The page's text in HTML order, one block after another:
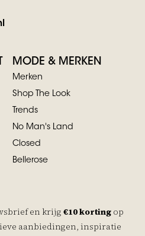
MODE & MERKEN
Merken
Shop The Look
Trends
No Man's Land
Closed
Bellerose
en krijg €10 korting op
aanbiedingen, inspiratie